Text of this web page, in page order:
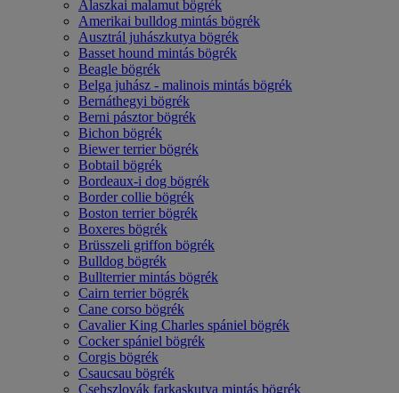
Alaszkai malamut bögrék
Amerikai bulldog mintás bögrék
Ausztrál juhászkutya bögrék
Basset hound mintás bögrék
Beagle bögrék
Belga juhász - malinois mintás bögrék
Bernáthegyi bögrék
Berni pásztor bögrék
Bichon bögrék
Biewer terrier bögrék
Bobtail bögrék
Bordeaux-i dog bögrék
Border collie bögrék
Boston terrier bögrék
Boxeres bögrék
Brüsszeli griffon bögrék
Bulldog bögrék
Bullterrier mintás bögrék
Cairn terrier bögrék
Cane corso bögrék
Cavalier King Charles spániel bögrék
Cocker spániel bögrék
Corgis bögrék
Csaucsau bögrék
Csehszlovák farkaskutya mintás bögrék